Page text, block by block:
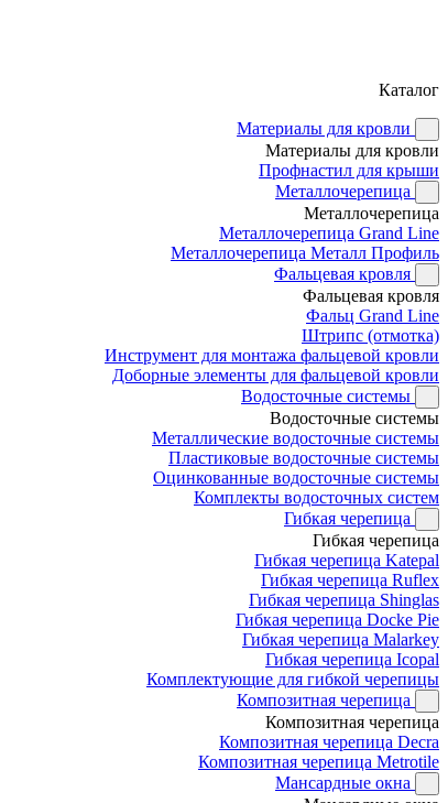
Каталог
Материалы для кровли
Материалы для кровли
Профнастил для крыши
Металлочерепица
Металлочерепица
Металлочерепица Grand Line
Металлочерепица Металл Профиль
Фальцевая кровля
Фальцевая кровля
Фальц Grand Line
Штрипс (отмотка)
Инструмент для монтажа фальцевой кровли
Доборные элементы для фальцевой кровли
Водосточные системы
Водосточные системы
Металлические водосточные системы
Пластиковые водосточные системы
Оцинкованные водосточные системы
Комплекты водосточных систем
Гибкая черепица
Гибкая черепица
Гибкая черепица Katepal
Гибкая черепица Ruflex
Гибкая черепица Shinglas
Гибкая черепица Docke Pie
Гибкая черепица Malarkey
Гибкая черепица Icopal
Комплектующие для гибкой черепицы
Композитная черепица
Композитная черепица
Композитная черепица Decra
Композитная черепица Metrotile
Мансардные окна